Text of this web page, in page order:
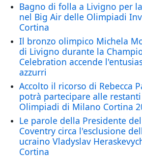
Bagno di folla a Livigno per
nel Big Air delle Olimpiadi
Cortina
Il bronzo olimpico Michela
di Livigno durante la
Celebration accende
azzurri
Accolto il ricorso di Rebecca
potrà partecipare alle
Olimpiadi di Milano Cortina
Le parole della Presidente
Coventry circa l'esclusione
ucraino Vladyslav
Cortina